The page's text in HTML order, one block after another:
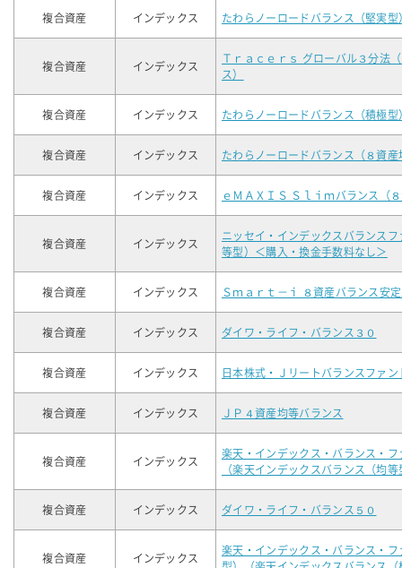
複合資産 インデックス たわらノーロードバランス（堅実型
複合資産 インデックス
Ｔｒａｃｅｒｓ グローバル３分法
ス）
複合資産 インデックス たわらノーロードバランス（積極型
複合資産 インデックス たわらノーロードバランス（８資産
複合資産 インデックス ｅＭＡＸＩＳ Ｓｌｉｍバランス（
複合資産 インデックス
ニッセイ・インデックスバランス
等型）＜購入・換金手数料なし＞
複合資産 インデックス Ｓｍａｒｔ－ｉ ８資産バランス安
複合資産 インデックス ダイワ・ライフ・バランス３０
複合資産 インデックス 日本株式・Ｊリートバランスファン
複合資産 インデックス ＪＰ４資産均等バランス
複合資産 インデックス
楽天・インデックス・バランス・フ
（楽天インデックスバランス（均等
複合資産 インデックス ダイワ・ライフ・バランス５０
複合資産 インデックス
楽天・インデックス・バランス・フ